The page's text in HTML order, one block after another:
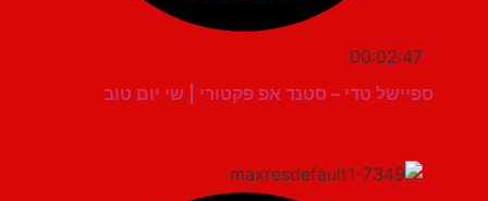
00:02:47
ספיישל טדי – סטנד אפ פקטורי | שי יום טוב